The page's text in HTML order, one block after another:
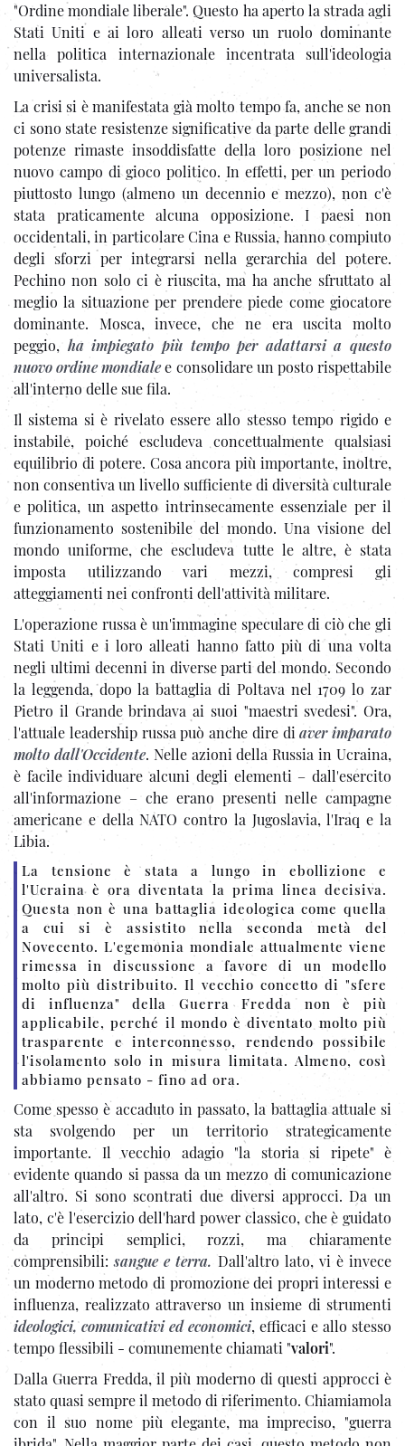
"Ordine mondiale liberale". Questo ha aperto la strada agli
Stati Uniti e ai loro alleati verso un ruolo dominante
nella politica internazionale incentrata sull'ideologia
universalista.
La crisi si è manifestata già molto tempo fa, anche se non
ci sono state resistenze significative da parte delle grandi
potenze rimaste insoddisfatte della loro posizione nel
nuovo campo di gioco politico. In effetti, per un periodo
piuttosto lungo (almeno un decennio e mezzo), non c'è
stata praticamente alcuna opposizione. I paesi non
occidentali, in particolare Cina e Russia, hanno compiuto
degli sforzi per integrarsi nella gerarchia del potere.
Pechino non solo ci è riuscita, ma ha anche sfruttato al
meglio la situazione per prendere piede come giocatore
dominante. Mosca, invece, che ne era uscita molto
peggio, ha impiegato più tempo per adattarsi a questo
nuovo ordine mondialee consolidare un posto rispettabile
all'interno delle sue fila.
Il sistema si è rivelato essere allo stesso tempo rigido e
instabile, poiché escludeva concettualmente qualsiasi
equilibrio di potere. Cosa ancora più importante, inoltre,
non consentiva un livello sufficiente di diversità culturale
e politica, un aspetto intrinsecamente essenziale per il
funzionamento sostenibile del mondo. Una visione del
mondo uniforme, che escludeva tutte le altre, è stata
imposta utilizzando vari mezzi, compresi gli
atteggiamenti nei confronti dell'attività militare.
L'operazione russa è un'immagine speculare di ciò che gli
Stati Uniti e i loro alleati hanno fatto più di una volta
negli ultimi decenni in diverse parti del mondo. Secondo
la leggenda, dopo la battaglia di Poltava nel 1709 lo zar
Pietro il Grande brindava ai suoi "maestri svedesi". Ora,
l'attuale leadership russa può anche dire diaver imparato
molto dall'Occidente. Nelle azioni della Russia in Ucraina,
è facile individuare alcuni degli elementi – dall'esercito
all'informazione – che erano presenti nelle campagne
americane e della NATO contro la Jugoslavia, l'Iraq e la
Libia.
La tensione è stata a lungo in ebollizione e
l'Ucraina è ora diventata la prima linea decisiva.
Questa non è una battaglia ideologica come quella
a cui si è assistito nella seconda metà del
Novecento. L'egemonia mondiale attualmente viene
rimessa in discussione a favore di un modello
molto più distribuito. Il vecchio concetto di "sfere
di influenza" della Guerra Fredda non è più
applicabile, perché il mondo è diventato molto più
trasparente e interconnesso, rendendo possibile
l'isolamento solo in misura limitata. Almeno, così
abbiamo pensato - fino ad ora.
Come spesso è accaduto in passato, la battaglia attuale si
sta svolgendo per un territorio strategicamente
importante. Il vecchio adagio "la storia si ripete" è
evidente quando si passa da un mezzo di comunicazione
all'altro. Si sono scontrati due diversi approcci. Da un
lato, c'è l'esercizio dell'hard power classico, che è guidato
da principi semplici, rozzi, ma chiaramente
comprensibili:sangue e terra. Dall'altro lato, vi è invece
un moderno metodo di promozione dei propri interessi e
influenza, realizzato attraverso un insieme di strumenti
ideologici, comunicativi ed economici, efficaci e allo stesso
tempo flessibili - comunemente chiamati "valori".
Dalla Guerra Fredda, il più moderno di questi approcci è
stato quasi sempre il metodo di riferimento. Chiamiamola
con il suo nome più elegante, ma impreciso, "guerra